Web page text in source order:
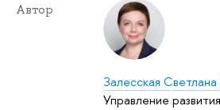
Автор
Залесская
Управление развития